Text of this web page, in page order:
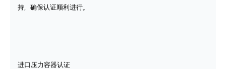
持，确保认证顺利进行。
进口压力容器认证